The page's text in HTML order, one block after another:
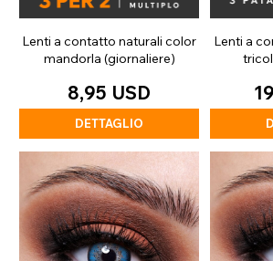
Lenti a contatto naturali color
mandorla (giornaliere)
8,95 USD
DETTAGLIO
Lenti a